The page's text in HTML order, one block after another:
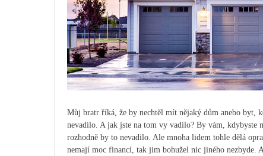
Můj bratr říká, že by nechtěl mít nějaký dům anebo byt,
nevadilo. A jak jste na tom vy vadilo? By vám,
rozhodně by to nevadilo. Ale mnoha lidem tohle dělá
nemají moc financí, tak jim bohužel nic jiného nezbyde.